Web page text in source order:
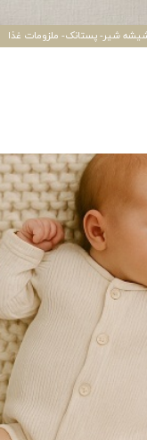
شیر- پستانک- ملزومات غذا